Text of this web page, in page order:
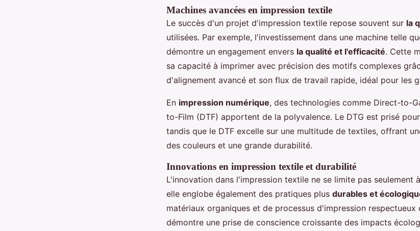
Machines avancées en impression textile
Le succès d'un projet d'impression textile repose souvent sur la
utilisées. Par exemple, l'investissement dans une machine telle
démontre un engagement envers la qualité et l'efficacité. Cette
sa capacité à imprimer avec précision des motifs complexes
d'alignement avancé et son flux de travail rapide, idéal pour les
En impression numérique, des technologies comme Direct-to-
to-Film (DTF) apportent de la polyvalence. Le DTG est prisé
tandis que le DTF excelle sur une multitude de textiles, offrant
des couleurs et une grande durabilité.
Innovations en impression textile et durabilité
L'innovation dans l'impression textile ne se limite pas seulement
elle englobe également des pratiques plus durables et
matériaux organiques et de processus d'impression respectueux
démontre une prise de conscience croissante des impacts